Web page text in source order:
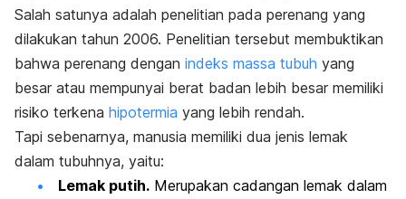
Salah satunya adalah penelitian pada perenang yang
dilakukan tahun 2006. Penelitian tersebut membuktikan
bahwa perenang dengan indeks massa tubuh yang
besar atau mempunyai berat badan lebih besar memiliki
risiko terkena hipotermia yang lebih rendah.
Tapi sebenarnya, manusia memiliki dua jenis lemak
dalam tubuhnya, yaitu:
Lemak putih. Merupakan cadangan lemak dalam